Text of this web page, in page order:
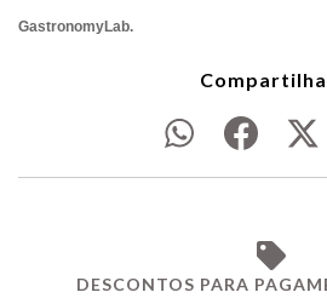
GastronomyLab.
DESCONTOS PARA